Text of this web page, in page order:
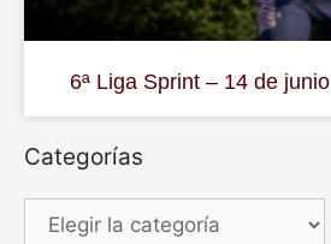
6ª Liga Sprint – 14 de
Categorías